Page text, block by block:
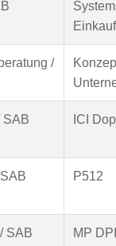
/
SAB ICI
P512
SAB MP DPI